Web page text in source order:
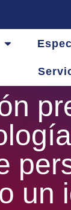
un